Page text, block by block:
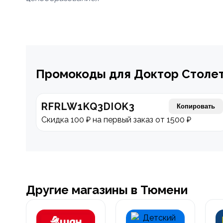
Промокоды для Доктор
RFRLW1KQ3DIOK3 Копировать
Скидка 100 ₽ на первый заказ от 1500 ₽
Другие магазины в Тюмени